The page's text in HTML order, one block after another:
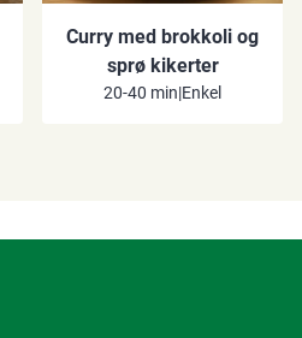
Curry med brokkoli og
sprø kikerter
20-40 min|Enkel